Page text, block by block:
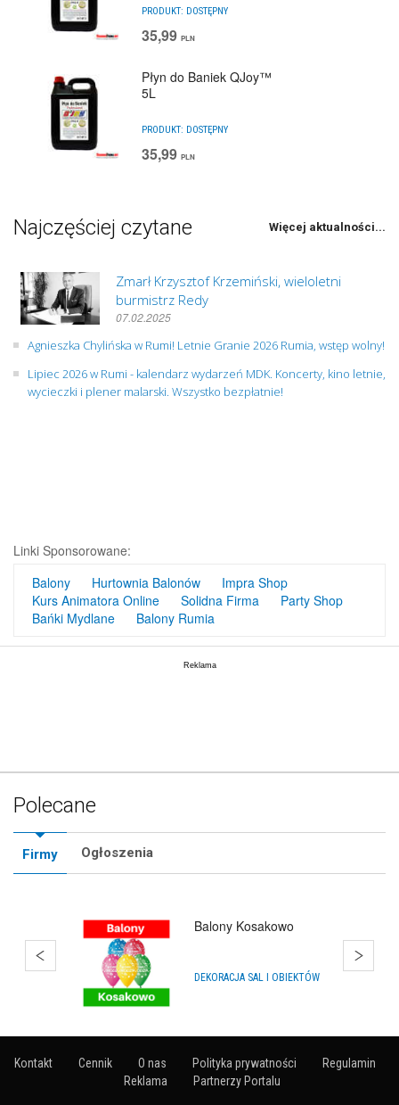
PRODUKT: DOSTĘPNY
35,99 PLN
Płyn do Baniek QJoy™
5L
PRODUKT: DOSTĘPNY
35,99 PLN
Najczęściej czytane Więcej aktualności...
Zmarł Krzysztof Krzemiński, wieloletni
burmistrz Redy
07.02.2025
Agnieszka Chylińska w Rumi! Letnie Granie 2026 Rumia, wstęp wolny!
Lipiec 2026 w Rumi - kalendarz wydarzeń MDK. Koncerty, kino letnie,
wycieczki i plener malarski. Wszystko bezpłatnie!
Linki Sponsorowane:
Balony
Hurtownia Balonów
Impra Shop
Kurs Animatora Online
Solidna Firma
Party Shop
Bańki Mydlane
Balony Rumia
Polecane
Firmy Ogłoszenia
Balony Kosakowo
DEKORACJA SAL I OBIEKTÓW
Kontakt Cennik O nas Polityka prywatności
Regulamin
Reklama
Partnerzy Portalu